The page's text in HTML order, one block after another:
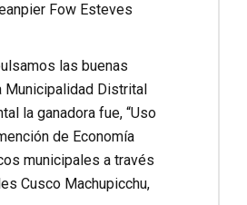
Fow Esteves
las buenas
Distrital
la ganadora fue, “Uso
de Economía
municipales a través
Cusco Machupicchu,